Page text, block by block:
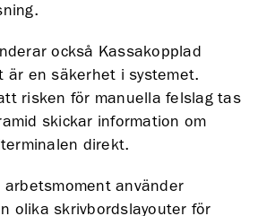
också Kassakopplad
är en säkerhet i systemet.
risken för manuella felslag tas
skickar information om
direkt.
använder
olika skrivbordslayouter för